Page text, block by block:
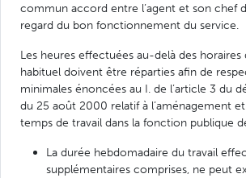
commun accord entre l’agent et son chef
regard du bon fonctionnement du service.
Les heures effectuées au-delà des
habituel doivent être réparties afin de
minimales énoncées au I. de l’article 3 du
du 25 août 2000 relatif à l’aménagement
temps de travail dans la fonction publique
La durée hebdomadaire du travail
supplémentaires comprises, ne peut